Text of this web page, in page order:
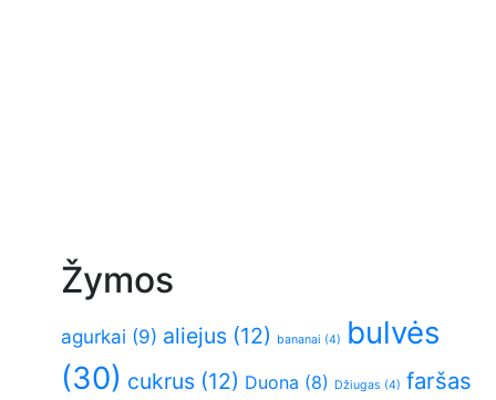
Žymos
agurkai (9) aliejus (12) bananai (4)
bulvės
(30) cukrus (12) Duona (8) Džiugas (4) faršas